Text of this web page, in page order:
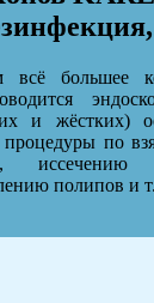
большее
и жёстких)
процедуры по
иссечению
полипов и